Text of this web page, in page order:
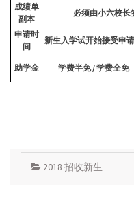
成绩单
副本
必须由小六校长
申请时
间
新生入学试开始接受申
助学金 学费半免 /学费全免
2018 招收新生